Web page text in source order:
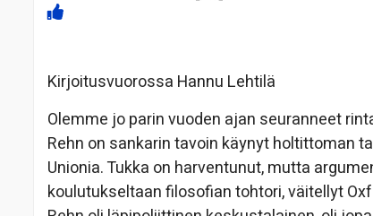
Kirjoitusvuorossa Hannu Lehtilä
Olemme jo parin vuoden ajan seuranneet
Rehn on sankarin tavoin käynyt holtittoman
Unionia. Tukka on harventunut, mutta
koulutukseltaan filosofian tohtori, väitellyt